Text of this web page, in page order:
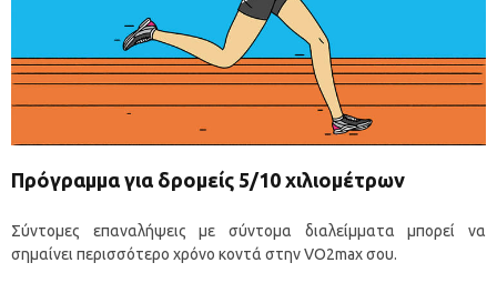
Πρόγραμμα για δρομείς 5/10 χιλιομέτρων
Σύντομες επαναλήψεις με σύντομα διαλείμματα μπορεί να
σημαίνει περισσότερο χρόνο κοντά στην VO2max σου.